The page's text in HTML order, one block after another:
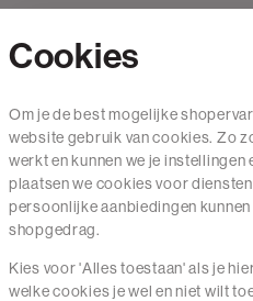
Mail ons
020 - 3412 650
Van maandag t/m vrijdag van 8.30 uur
Service
Cookies
Om je de best mogelijke
website gebruik van cookies. Zo
werkt en kunnen we je
plaatsen we cookies voor
persoonlijke aanbiedingen
shopgedrag.
Kies voor 'Alles toestaan' als je
welke cookies je wel en niet wilt